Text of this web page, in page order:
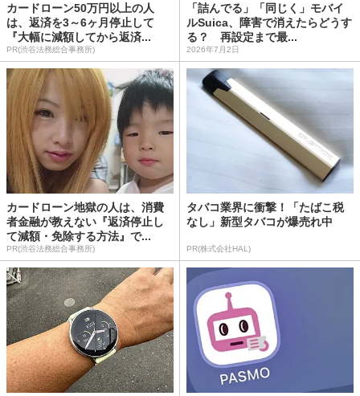
カードローン50万円以上の人
は、返済を3～6ヶ月停止して
『大幅に減額してから返済...
PR(渋谷法務総合事務所)
「詰んでる」「同じく」モバイ
ルSuica、障害で消えたらどうす
る？ 再設定まで最...
2026年7月2日
カードローン地獄の人は、消費
者金融が教えない『返済停止し
て減額・免除する方法』で...
PR(渋谷法務総合事務所)
タバコ業界に衝撃！「たばこ税
なし」新型タバコが爆売れ中
PR(株式会社HAL)